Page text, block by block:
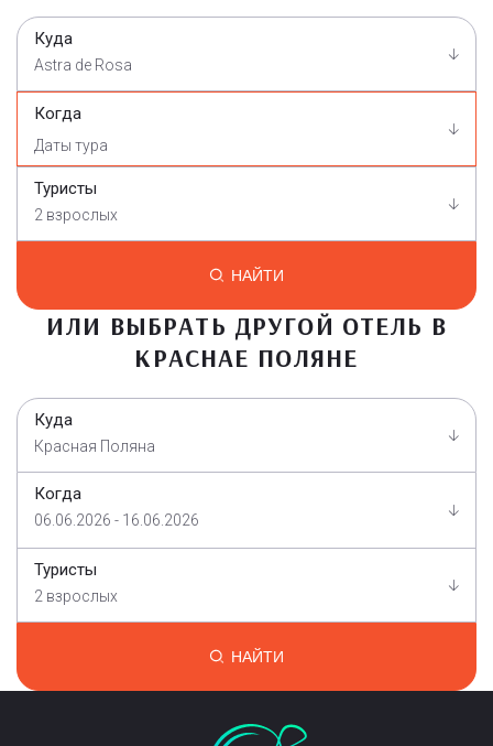
Куда
Astra de Rosa
Когда
Туристы
2 взрослых
НАЙТИ
ИЛИ ВЫБРАТЬ ДРУГОЙ ОТЕЛЬ В
КРАСНАЕ ПОЛЯНЕ
Куда
Красная Поляна
Когда
06.06.2026 - 16.06.2026
Туристы
2 взрослых
НАЙТИ